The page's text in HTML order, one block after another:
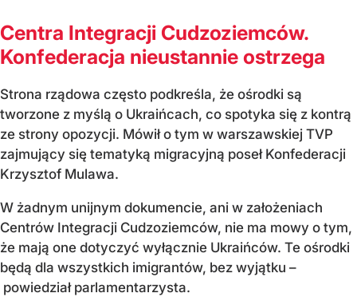
Centra Integracji Cudzoziemców.
Konfederacja nieustannie ostrzega
Strona rządowa często podkreśla, że ośrodki są
tworzone z myślą o Ukraińcach, co spotyka się z kontrą
ze strony opozycji. Mówił o tym w warszawskiej TVP
zajmujący się tematyką migracyjną poseł Konfederacji
Krzysztof Mulawa.
W żadnym unijnym dokumencie, ani w założeniach
Centrów Integracji Cudzoziemców, nie ma mowy o tym,
że mają one dotyczyć wyłącznie Ukraińców. Te ośrodki
będą dla wszystkich imigrantów, bez wyjątku –
powiedział parlamentarzysta.